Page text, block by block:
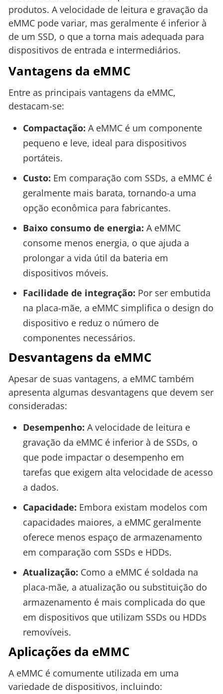
produtos. A velocidade de leitura e gravação da
eMMC pode variar, mas geralmente é inferior à
de um SSD, o que a torna mais adequada para
dispositivos de entrada e intermediários.
Vantagens da eMMC
Entre as principais vantagens da eMMC,
destacam-se:
Compactação: A eMMC é um componente
pequeno e leve, ideal para dispositivos
portáteis.
Custo: Em comparação com SSDs, a eMMC é
geralmente mais barata, tornando-a uma
opção econômica para fabricantes.
Baixo consumo de energia: A eMMC
consome menos energia, o que ajuda a
prolongar a vida útil da bateria em
dispositivos móveis.
Facilidade de integração: Por ser embutida
na placa-mãe, a eMMC simplifica o design do
dispositivo e reduz o número de
componentes necessários.
Desvantagens da eMMC
Apesar de suas vantagens, a eMMC também
apresenta algumas desvantagens que devem ser
consideradas:
Desempenho: A velocidade de leitura e
gravação da eMMC é inferior à de SSDs, o
que pode impactar o desempenho em
tarefas que exigem alta velocidade de acesso
a dados.
Capacidade: Embora existam modelos com
capacidades maiores, a eMMC geralmente
oferece menos espaço de armazenamento
em comparação com SSDs e HDDs.
Atualização: Como a eMMC é soldada na
placa-mãe, a atualização ou substituição do
armazenamento é mais complicada do que
em dispositivos que utilizam SSDs ou HDDs
removíveis.
Aplicações da eMMC
A eMMC é comumente utilizada em uma
variedade de dispositivos, incluindo: